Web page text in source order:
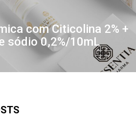
com Citicolina 2% +
sódio 0,2%/10mL